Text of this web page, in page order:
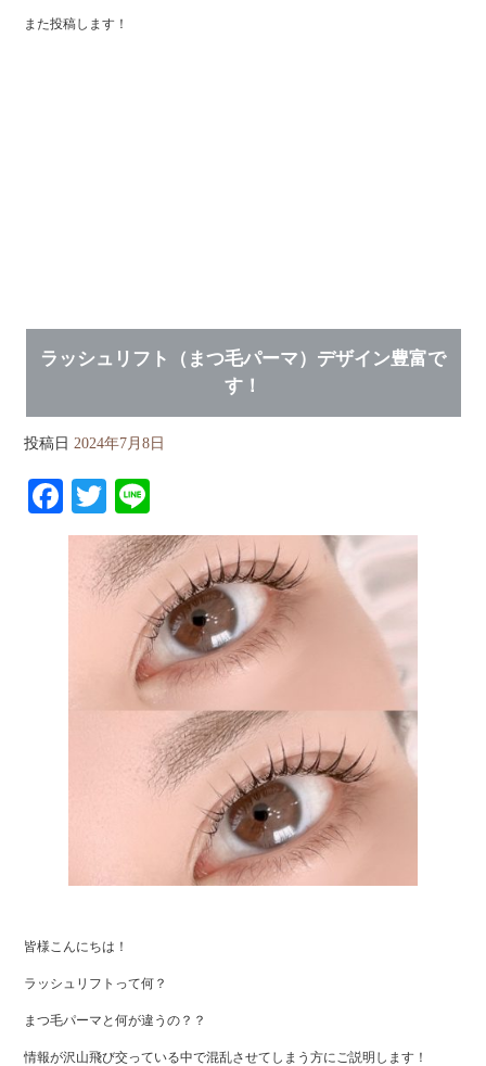
また投稿します！
ラッシュリフト（まつ毛パーマ）デザイン豊富で
す！
投稿日 2024年7月8日
Fa
ce
bo
ok
T
wi
tte
r
ne
皆様こんにちは！
ラッシュリフトって何？
まつ毛パーマと何が違うの？？
情報が沢山飛び交っている中で混乱させてしまう方にご説明します！